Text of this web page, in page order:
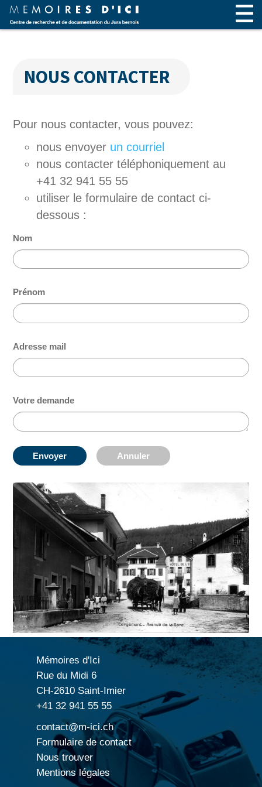
NOUS CONTACTER
Pour nous contacter, vous pouvez:
nous envoyer un courriel
nous contacter téléphoniquement au
+41 32 941 55 55
utiliser le formulaire de contact ci-
dessous :
Nom
Prénom
Adresse mail
Votre demande
Mémoires d'Ici
Rue du Midi 6
CH-2610 Saint-Imier
+41 32 941 55 55
contact@m-ici.ch
Formulaire de contact
Nous trouver
Mentions légales